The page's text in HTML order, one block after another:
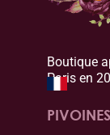
Boutique
Paris en